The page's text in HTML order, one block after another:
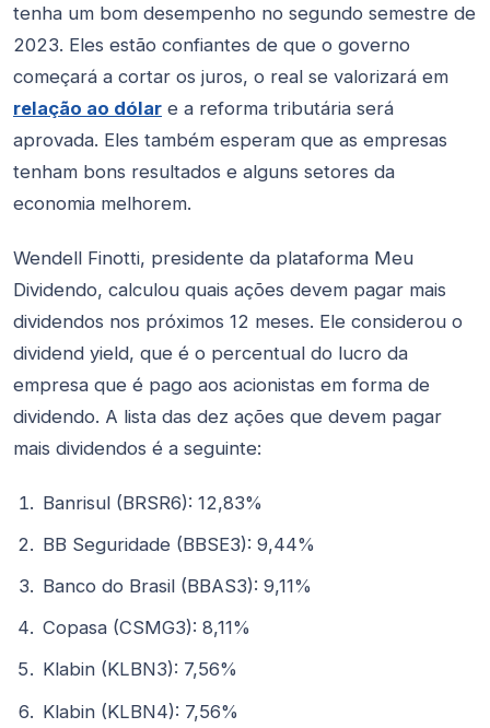
tenha um bom desempenho no segundo semestre de
2023. Eles estão confiantes de que o governo
começará a cortar os juros, o real se valorizará em
relação ao dólar e a reforma tributária será
aprovada. Eles também esperam que as empresas
tenham bons resultados e alguns setores da
economia melhorem.
Wendell Finotti, presidente da plataforma Meu
Dividendo, calculou quais ações devem pagar mais
dividendos nos próximos 12 meses. Ele considerou o
dividend yield, que é o percentual do lucro da
empresa que é pago aos acionistas em forma de
dividendo. A lista das dez ações que devem pagar
mais dividendos é a seguinte:
Banrisul (BRSR6): 12,83%
BB Seguridade (BBSE3): 9,44%
Banco do Brasil (BBAS3): 9,11%
Copasa (CSMG3): 8,11%
Klabin (KLBN3): 7,56%
Klabin (KLBN4): 7,56%